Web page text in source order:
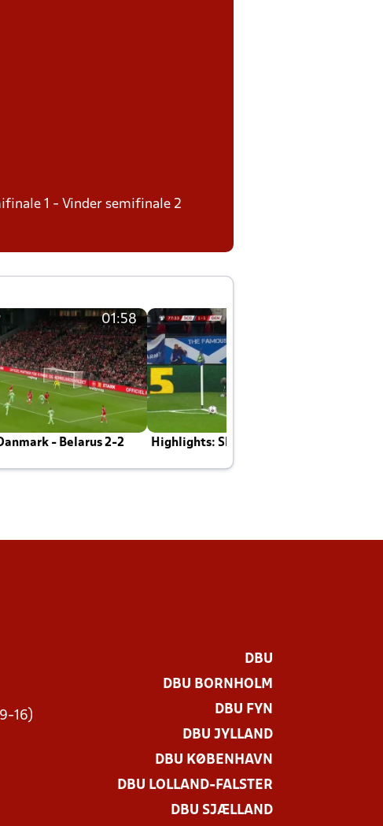
1 - Vinder semifinale 2
01:58
- Belarus 2-2 Highlights: Skotland - Danmark 4-2
16)
DBU
DBU BORNHOLM
DBU FYN
DBU JYLLAND
DBU KØBENHAVN
DBU LOLLAND-FALSTER
DBU SJÆLLAND